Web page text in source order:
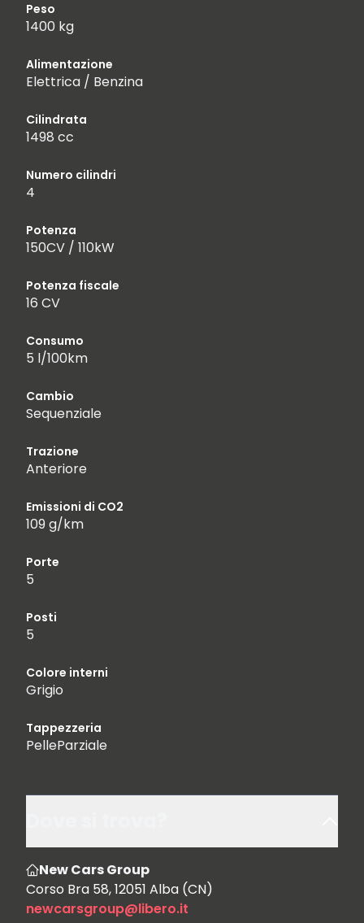
Peso
1400 kg
Alimentazione
Elettrica / Benzina
Cilindrata
1498 cc
Numero cilindri
4
Potenza
150CV / 110kW
Potenza fiscale
16 CV
Consumo
5 l/100km
Cambio
Sequenziale
Trazione
Anteriore
Emissioni di CO2
109 g/km
Porte
5
Posti
5
Colore interni
Grigio
Tappezzeria
PelleParziale
New Cars Group
Corso Bra 58, 12051 Alba (CN)
newcarsgroup@libero.it